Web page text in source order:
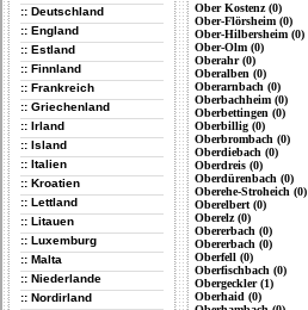
:: Deutschland
:: England
:: Estland
:: Finnland
:: Frankreich
:: Griechenland
:: Irland
:: Island
:: Italien
:: Kroatien
:: Lettland
:: Litauen
:: Luxemburg
:: Malta
:: Niederlande
:: Nordirland
Ober Kostenz (0)
Ober-Flörsheim (0)
Ober-Hilbersheim (0)
Ober-Olm (0)
Oberahr (0)
Oberalben (0)
Oberarnbach (0)
Oberbachheim (0)
Oberbettingen (0)
Oberbillig (0)
Oberbrombach (0)
Oberdiebach (0)
Oberdreis (0)
Oberdürenbach (0)
Oberehe-Stroheich (0)
Oberelbert (0)
Oberelz (0)
Obererbach (0)
Obererbach (0)
Oberfell (0)
Oberfischbach (0)
Obergeckler (1)
Oberhaid (0)